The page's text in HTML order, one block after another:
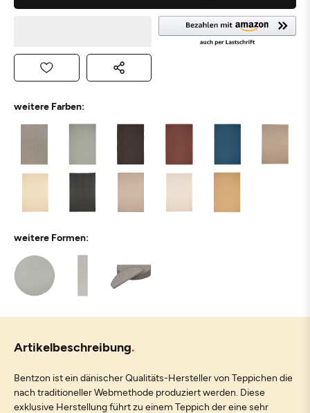
weitere Farben:
weitere Formen:
Artikelbeschreibung
Bentzon ist ein dänischer Qualitäts-Hersteller von Teppichen die
nach traditioneller Webmethode produziert werden. Diese
exklusive Herstellung führt zu einem Teppich der eine sehr